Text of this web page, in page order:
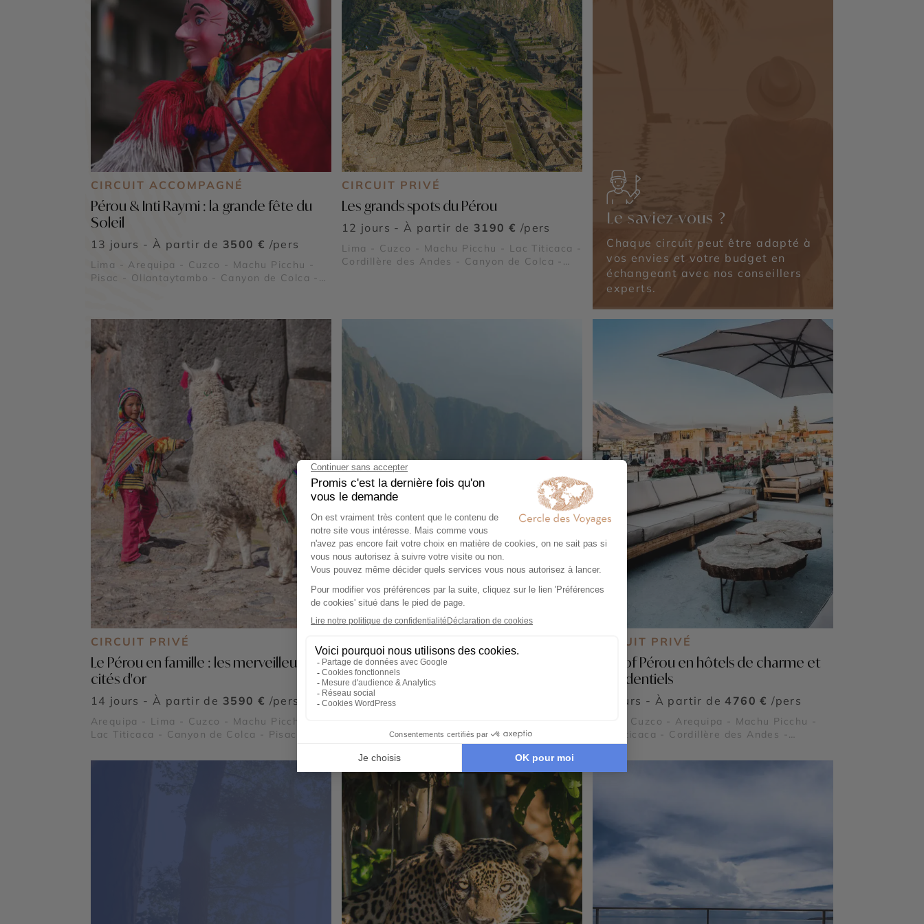
CIRCUIT ACCOMPAGNÉ
Pérou & Inti Raymi : la grande fête du
Soleil
13 jours - À partir de 3500 € /pers
Lima - Arequipa - Cuzco - Machu Picchu -
Pisac - Ollantaytambo - Canyon de Colca -
CIRCUIT PRIVÉ
Les grands spots du Pérou
12 jours - À partir de 3190 € /pers
Lima - Cuzco - Machu Picchu - Lac Titicaca -
Cordillère des Andes - Canyon de Colca -
Le saviez-vous ?
Chaque circuit peut être adapté à
vos envies et votre budget en
échangeant avec nos conseillers
experts.
CIRCUIT PRIVÉ
Le Pérou en famille : les merveilleuses
cités d'or
14 jours - À partir de 3590 € /pers
Arequipa - Lima - Cuzco - Machu Picchu -
Lac Titicaca - Canyon de Colca - Pisac -
Du Canyon de Colca à la Cité perdue
15 jours - À partir de
Lima - Cuzco - Arequipa - Machu Picchu -
Sacsayhuaman - Pisac - Ollantaytambo
CIRCUIT PRIVÉ
Best of Pérou en hôtels de charme et
confidentiels
13 jours - À partir de 4760 € /pers
Lima - Cuzco - Arequipa - Machu Picchu -
Lac Titicaca - Cordillère des Andes -
Sacsayhuaman - Ollantaytambo - Pisac